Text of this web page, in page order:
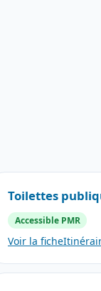
Toilettes
Accessible PMR
Voir la fiche